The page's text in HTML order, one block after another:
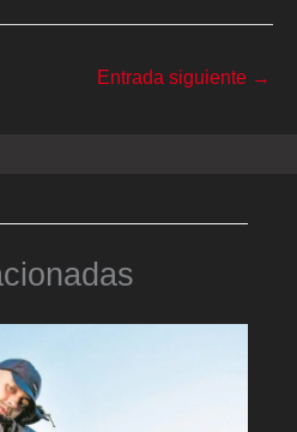
Entrada siguiente →